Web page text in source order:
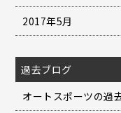
2017年5月
過去ブログ
オートスポーツの過